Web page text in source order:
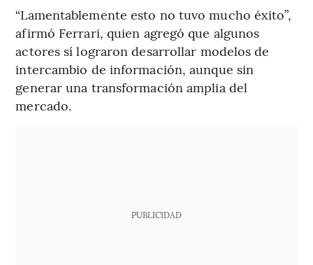
“Lamentablemente esto no tuvo mucho éxito”,
afirmó Ferrari, quien agregó que algunos
actores sí lograron desarrollar modelos de
intercambio de información, aunque sin
generar una transformación amplia del
mercado.
PUBLICIDAD